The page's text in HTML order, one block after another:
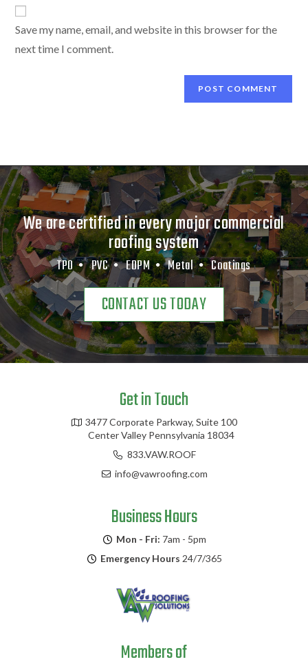
Save my name, email, and website in this browser for the
next time I comment.
We are certified in every major commercial
roofing system
TPO • PVC • EDPM • Metal • Coatings
CONTACT US TODAY
Get in Touch
3477 Corporate Parkway, Suite 100
Center Valley Pennsylvania 18034
833.VAW.ROOF
info@vawroofing.com
Business Hours
Mon - Fri: 7am - 5pm
Emergency Hours 24/7/365
Members of